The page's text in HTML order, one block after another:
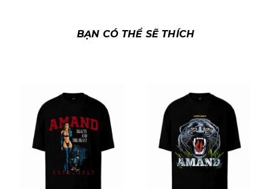
BẠN CÓ THỂ SẼ THÍCH